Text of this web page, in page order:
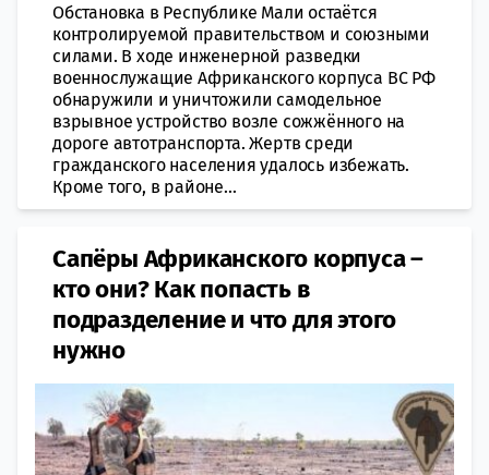
Обстановка в Республике Мали остаётся
контролируемой правительством и союзными
силами. В ходе инженерной разведки
военнослужащие Африканского корпуса ВС РФ
обнаружили и уничтожили самодельное
взрывное устройство возле сожжённого на
дороге автотранспорта. Жертв среди
гражданского населения удалось избежать.
Кроме того, в районе...
Сапёры Африканского корпуса –
кто они? Как попасть в
подразделение и что для этого
нужно